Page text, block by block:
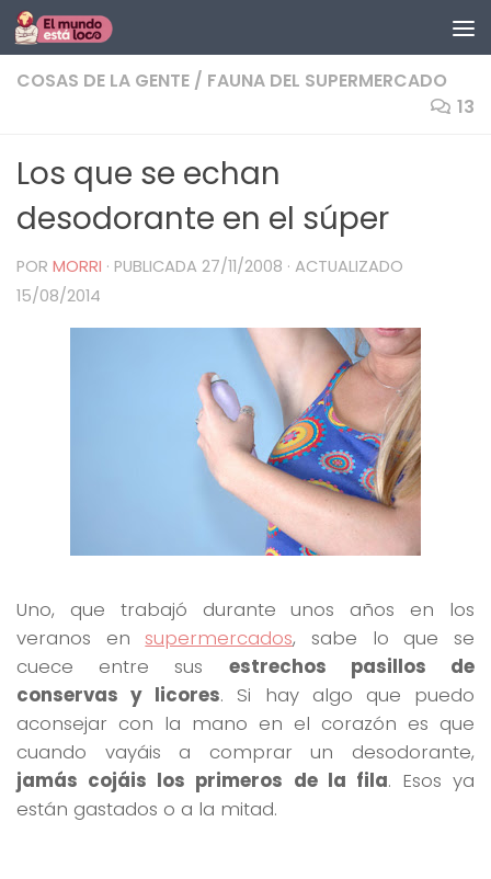
Saltar al contenido
COSAS DE LA GENTE / FAUNA DEL SUPERMERCADO
13
Los que se echan
desodorante en el súper
POR MORRI · PUBLICADA 27/11/2008 · ACTUALIZADO
15/08/2014
Uno, que trabajó durante unos años en los
veranos ensupermercados, sabe lo que se
cuece entre sus estrechos pasillos de
conservas y licores. Si hay algo que puedo
aconsejar con la mano en el corazón es que
cuando vayáis a comprar un desodorante,
jamás cojáis los primeros de la fila. Esos ya
están gastados o a la mitad.